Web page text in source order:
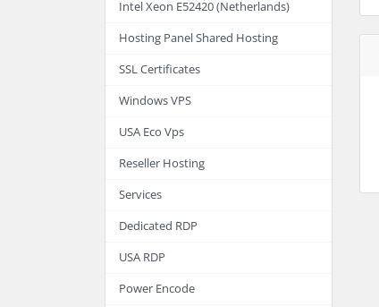
Intel Xeon E52420 (Netherlands)
Hosting Panel Shared Hosting
SSL Certificates
Windows VPS
USA Eco Vps
Reseller Hosting
Services
Dedicated RDP
USA RDP
Power Encode